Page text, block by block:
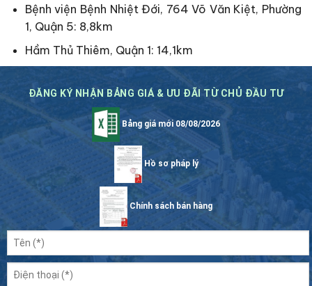
Bệnh viện Bệnh Nhiệt Đới, 764 Võ Văn Kiệt, Phường
1, Quận 5: 8,8km
Hầm Thủ Thiêm, Quận 1: 14,1km
ĐĂNG KÝ NHẬN BẢNG GIÁ & ƯU ĐÃI TỪ CHỦ ĐẦU TƯ
Bảng giá mới 08/08/2026
Hồ sơ pháp lý
Chính sách bán hàng